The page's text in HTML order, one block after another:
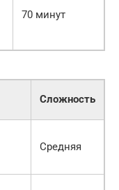
70 минут
Сложность
Средняя